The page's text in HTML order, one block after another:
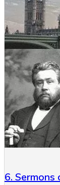
6. Sermons